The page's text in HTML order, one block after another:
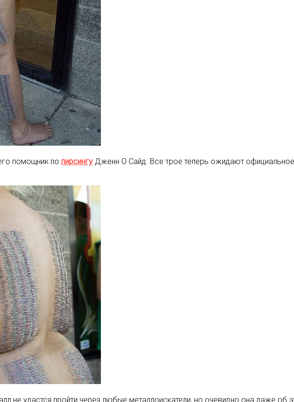
помощник по пирсингу Дженн О Сайд. Все трое теперь ожидают
не удастся пройти через любые металлоискатели, но очевидно она даже об